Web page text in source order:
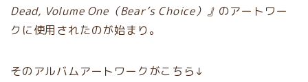
Dead, Volume One（Bear’s Choice）』 のアートワー
クに使用されたのが始まり。
そのアルバムアートワークがこちら↓